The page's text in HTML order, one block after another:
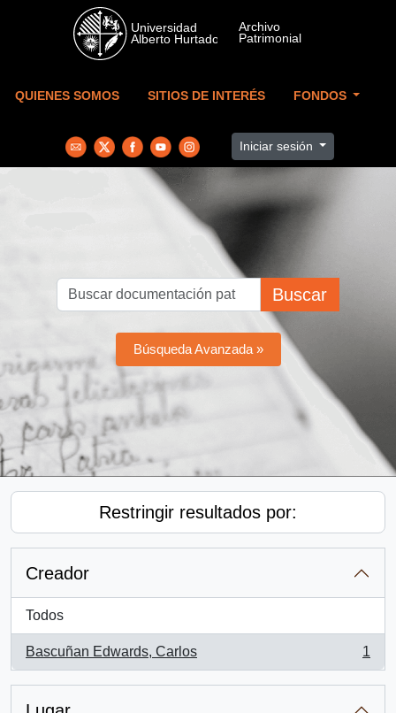
Skip to main content
QUIENES SOMOS SITIOS DE INTERÉS FONDOS
Iniciar sesión
Buscar
Búsqueda Avanzada »
Restringir resultados por:
Creador
Todos
Bascuñan Edwards, Carlos
, 1 resultados
1